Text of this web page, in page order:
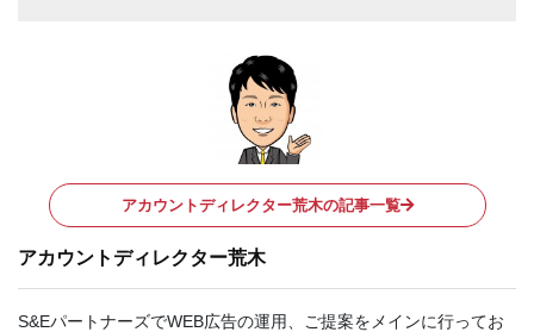
アカウントディレクター荒木の記事一覧
アカウントディレクター荒木
S&EパートナーズでWEB広告の運用、ご提案をメインに行ってお